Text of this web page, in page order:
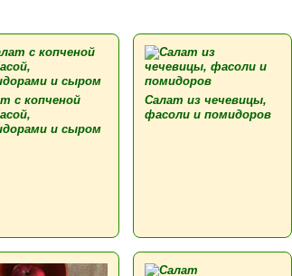
с копченой
и сыром
Салат из чечевицы,
фасоли и помидоров